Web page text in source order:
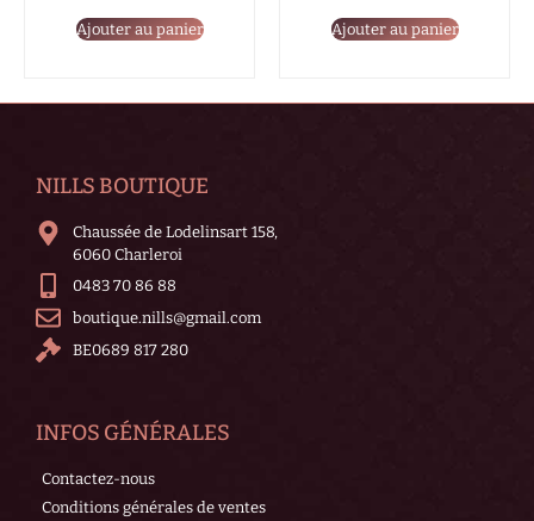
Ajouter au panier Ajouter au panier
NILLS BOUTIQUE
Chaussée de Lodelinsart 158,
6060 Charleroi
0483 70 86 88
boutique.nills@gmail.com
BE0689 817 280
INFOS GÉNÉRALES
Contactez-nous
Conditions générales de ventes